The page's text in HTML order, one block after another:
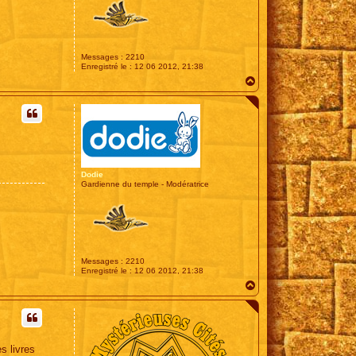
Messages : 2210
Enregistré le : 12 06 2012, 21:38
a
u
Dodie
Gardienne du temple - Modératrice
Messages : 2210
Enregistré le : 12 06 2012, 21:38
a
u
livres